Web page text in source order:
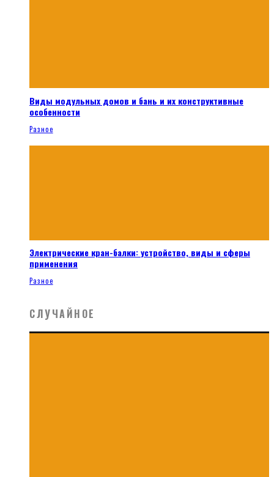
Виды модульных домов и бань и их конструктивные
особенности
Разное
Электрические кран-балки: устройство, виды и сферы
применения
Разное
СЛУЧАЙНОЕ